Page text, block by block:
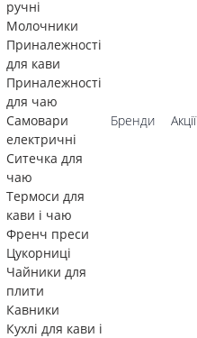
ручні
Молочники
Приналежності
для кави
Приналежності
для чаю
Самовари
електричні
Ситечка для
чаю
Термоси для
кави і чаю
Френч преси
Цукорниці
Чайники для
плити
Кавники
Кухлі для кави і
Бренди Акції